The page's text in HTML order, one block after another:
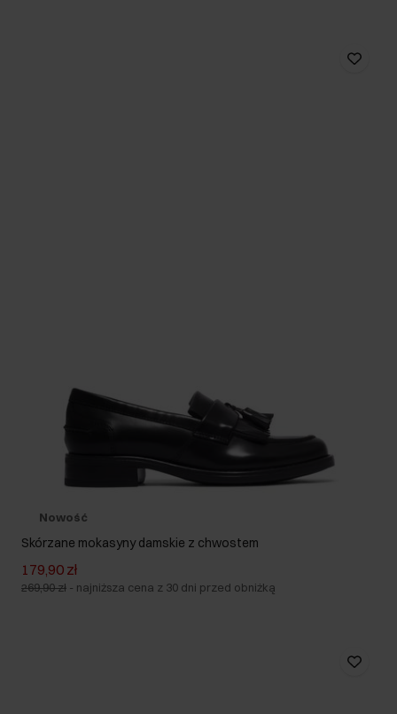
Nowość
Skórzane mokasyny damskie z chwostem
179,90 zł
269,90 zł - najniższa cena z 30 dni przed obniżką